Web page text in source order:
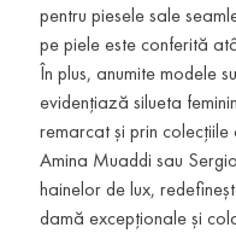
pentru piesele sale
pe piele este conferită
În plus, anumite modele
evidențiază silueta
remarcat și prin
Amina Muaddi sau
hainelor de lux,
damă excepționale și